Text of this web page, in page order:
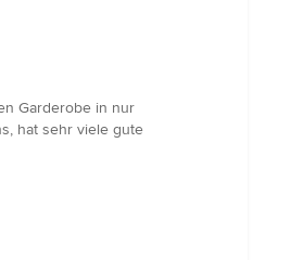
Garderobe in nur
hat sehr viele gute